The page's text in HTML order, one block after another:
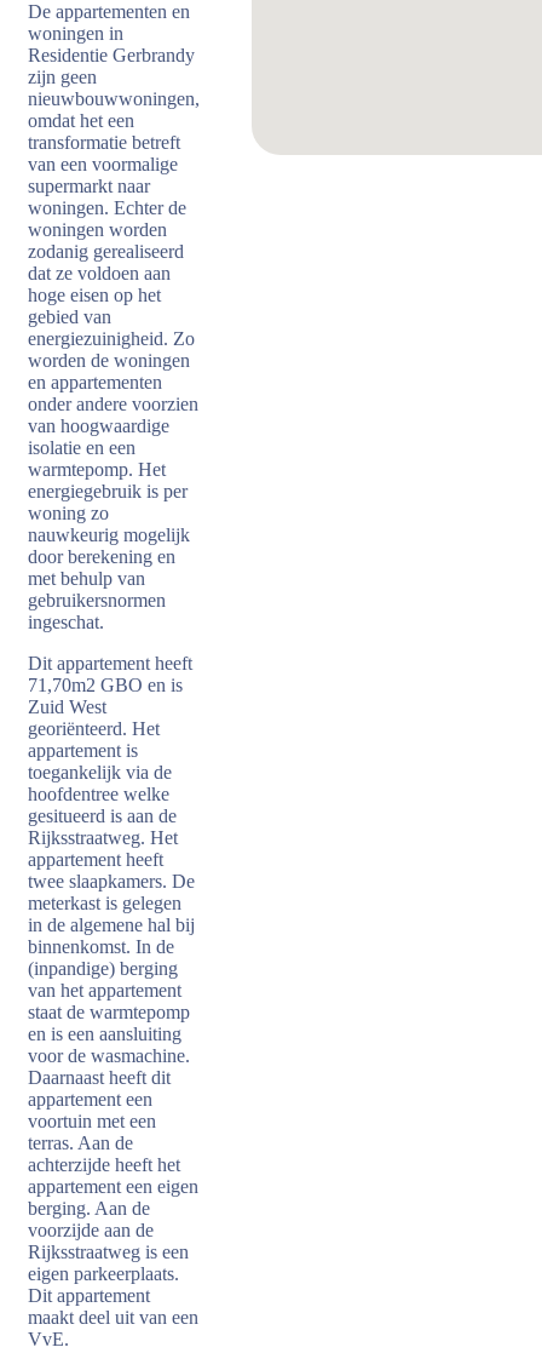
De appartementen en
woningen in
Residentie Gerbrandy
zijn geen
nieuwbouwwoningen,
omdat het een
transformatie betreft
van een voormalige
supermarkt naar
woningen. Echter de
woningen worden
zodanig gerealiseerd
dat ze voldoen aan
hoge eisen op het
gebied van
energiezuinigheid. Zo
worden de woningen
en appartementen
onder andere voorzien
van hoogwaardige
isolatie en een
warmtepomp. Het
energiegebruik is per
woning zo
nauwkeurig mogelijk
door berekening en
met behulp van
gebruikersnormen
ingeschat.
Dit appartement heeft
71,70m2 GBO en is
Zuid West
georiënteerd. Het
appartement is
toegankelijk via de
hoofdentree welke
gesitueerd is aan de
Rijksstraatweg. Het
appartement heeft
twee slaapkamers. De
meterkast is gelegen
in de algemene hal bij
binnenkomst. In de
(inpandige) berging
van het appartement
staat de warmtepomp
en is een aansluiting
voor de wasmachine.
Daarnaast heeft dit
appartement een
voortuin met een
terras. Aan de
achterzijde heeft het
appartement een eigen
berging. Aan de
voorzijde aan de
Rijksstraatweg is een
eigen parkeerplaats.
Dit appartement
maakt deel uit van een
VvE.